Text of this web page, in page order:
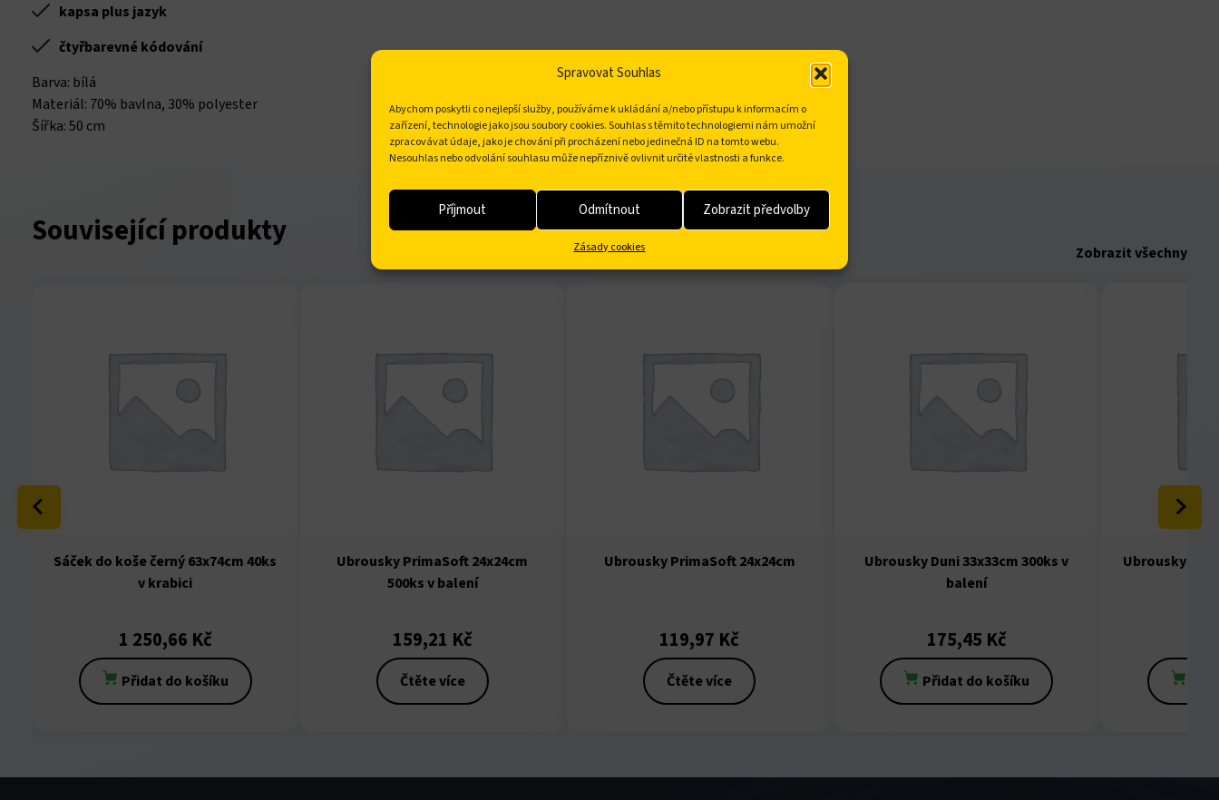
Spravovat Souhlas
Abychom poskytli co nejlepší služby, používáme k ukládání a/nebo přístupu k informacím o
zařízení, technologie jako jsou soubory cookies. Souhlas s těmito technologiemi nám umožní
zpracovávat údaje, jako je chování při procházení nebo jedinečná ID na tomto webu.
Nesouhlas nebo odvolání souhlasu může nepříznivě ovlivnit určité vlastnosti a funkce.
Příjmout Odmítnout Zobrazit předvolby
Zásady cookies
kapsa plus jazyk
čtyřbarevné kódování
Barva: bílá
Materiál: 70% bavlna, 30% polyester
Šířka: 50 cm
Související produkty
Zobrazit všechny
Sáček do koše černý 63x74cm 40ks
v krabici
1 250,66 Kč
Přidat do košíku
Ubrousky PrimaSoft 24x24cm
500ks v balení
159,21 Kč
Čtěte více
Ubrousky PrimaSoft 24x24cm
119,97 Kč
Čtěte více
Ubrousky Duni 33x33cm 300ks v
balení
175,45 Kč
Přidat do košíku
Ubrousky